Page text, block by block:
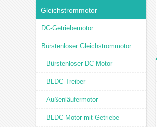
Gleichstrommotor
DC-Getriebemotor
Bürstenloser Gleichstrommotor
Bürstenloser DC Motor
BLDC-Treiber
Außenläufermotor
BLDC-Motor mit Getriebe